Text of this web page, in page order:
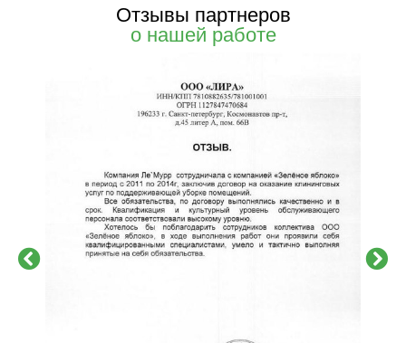
Отзывы партнеров
о нашей работе